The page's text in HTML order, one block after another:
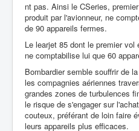
nt pas. Ainsi le CSeries,
produit par l'avionneur, ne
de 90 appareils fermes.
Le learjet 85 dont le premier
ne comptabilise lui que 60
Bombardier semble souffrir de
les compagnies aériennes
grandes zones de turbulences
le risque de s'engager sur
couteux, préférant de loin faire
leurs appareils plus efficaces.